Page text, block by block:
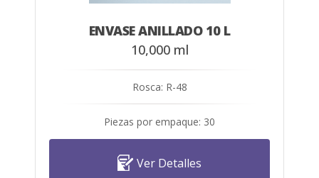
ENVASE ANILLADO 10 L
10,000 ml
Rosca: R-48
Piezas por empaque: 30
Ver Detalles